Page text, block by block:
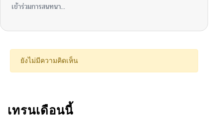
เข้าร่วมการสนทนา...
ยังไม่มีความคิดเห็น
เทรนเดือนนี้